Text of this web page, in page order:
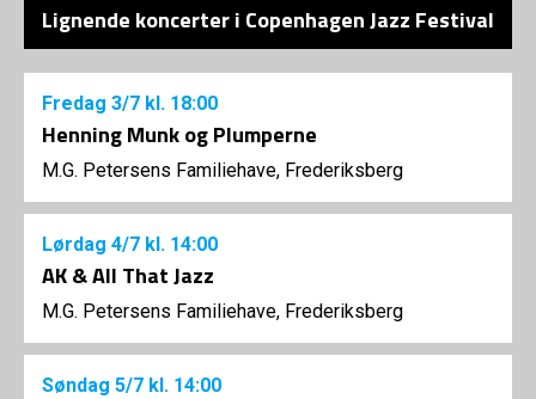
Lignende koncerter i Copenhagen Jazz Festival
Fredag 3/7 kl. 18:00
Henning Munk og Plumperne
M.G. Petersens Familiehave, Frederiksberg
Lørdag 4/7 kl. 14:00
AK & All That Jazz
M.G. Petersens Familiehave, Frederiksberg
Søndag 5/7 kl. 14:00